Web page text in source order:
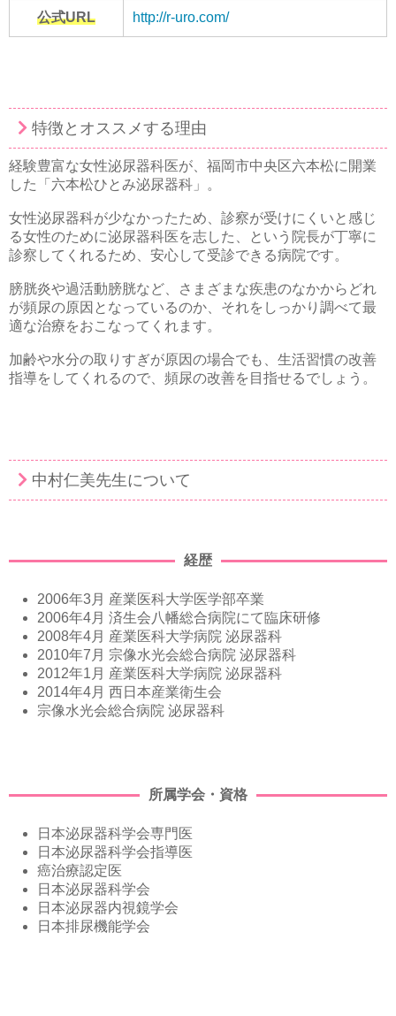
公式URL http://r-uro.com/
特徴とオススメする理由
経験豊富な女性泌尿器科医が、福岡市中央区六本松に開業
した「六本松ひとみ泌尿器科」。
女性泌尿器科が少なかったため、診察が受けにくいと感じ
る女性のために泌尿器科医を志した、という院長が丁寧に
診察してくれるため、安心して受診できる病院です。
膀胱炎や過活動膀胱など、さまざまな疾患のなかからどれ
が頻尿の原因となっているのか、それをしっかり調べて最
適な治療をおこなってくれます。
加齢や水分の取りすぎが原因の場合でも、生活習慣の改善
指導をしてくれるので、頻尿の改善を目指せるでしょう。
中村仁美先生について
経歴
2006年3月 産業医科大学医学部卒業
2006年4月 済生会八幡総合病院にて臨床研修
2008年4月 産業医科大学病院 泌尿器科
2010年7月 宗像水光会総合病院 泌尿器科
2012年1月 産業医科大学病院 泌尿器科
2014年4月 西日本産業衛生会
宗像水光会総合病院 泌尿器科
所属学会・資格
日本泌尿器科学会専門医
日本泌尿器科学会指導医
癌治療認定医
日本泌尿器科学会
日本泌尿器内視鏡学会
日本排尿機能学会